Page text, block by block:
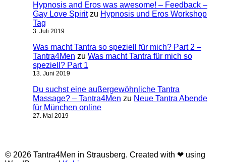
Hypnosis and Eros was awesome! – Feedback –
Gay Love Spiritzu Hypnosis und Eros Workshop
Tag
3. Juli 2019
Was macht Tantra so speziell für mich? Part 2 –
Tantra4Men zu Was macht Tantra für mich so
speziell? Part 1
13. Juni 2019
Du suchst eine außergewöhnliche Tantra
Massage? – Tantra4Men zu Neue Tantra Abende
für München online
27. Mai 2019
© 2026 Tantra4Men in Strausberg. Created with ❤ using